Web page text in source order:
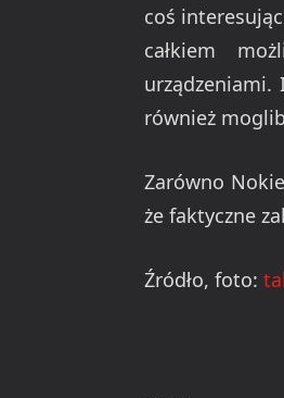
coś
całkiem
urządzeniami.
również
Zarówno
że faktyczne
Źródło, foto: